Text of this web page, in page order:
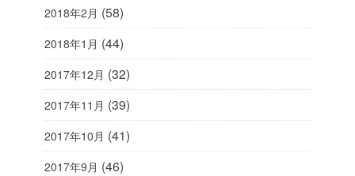
2018年2月 (58)
2018年1月 (44)
2017年12月 (32)
2017年11月 (39)
2017年10月 (41)
2017年9月 (46)